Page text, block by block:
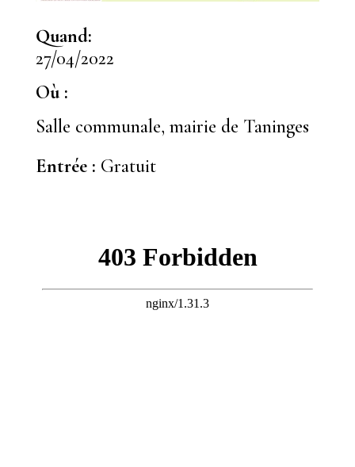
Quand:
27/04/2022
Où :
Salle communale, mairie de Taninges
Entrée : Gratuit